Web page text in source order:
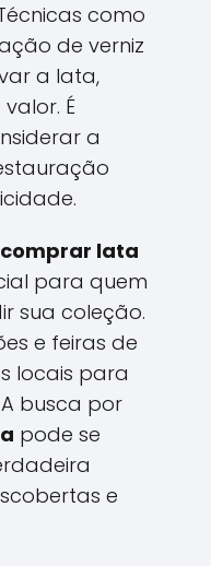
como
de verniz
a lata,
É
a
lata
para quem
sua coleção.
e feiras de
locais para
busca por
pode se
e